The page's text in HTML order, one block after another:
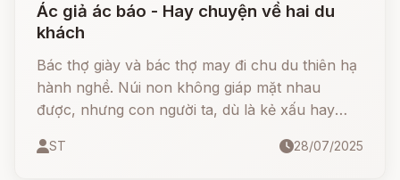
Ác giả ác báo - Hay chuyện về hai du
khách
Bác thợ giày và bác thợ may đi chu du thiên hạ
hành nghề. Núi non không giáp mặt nhau
được, nhưng con người ta, dù là kẻ xấu hay
đường đi chu du hành nghề có lần bác thợ giày
ST 28/07/2025